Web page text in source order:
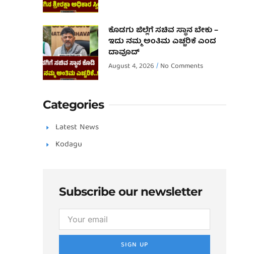
ಕೊಡಗು ಜಿಲ್ಲೆಗೆ ಸಚಿವ ಸ್ಥಾನ ಬೇಕು –
ಇದು ನಮ್ಮ ಅಂತಿಮ ಎಚ್ಚರಿಕೆ ಎಂದ
ದಾವೂದ್ ‌
August 4, 2026 No Comments
Categories
Latest News
Kodagu
Subscribe our newsletter
SIGN UP